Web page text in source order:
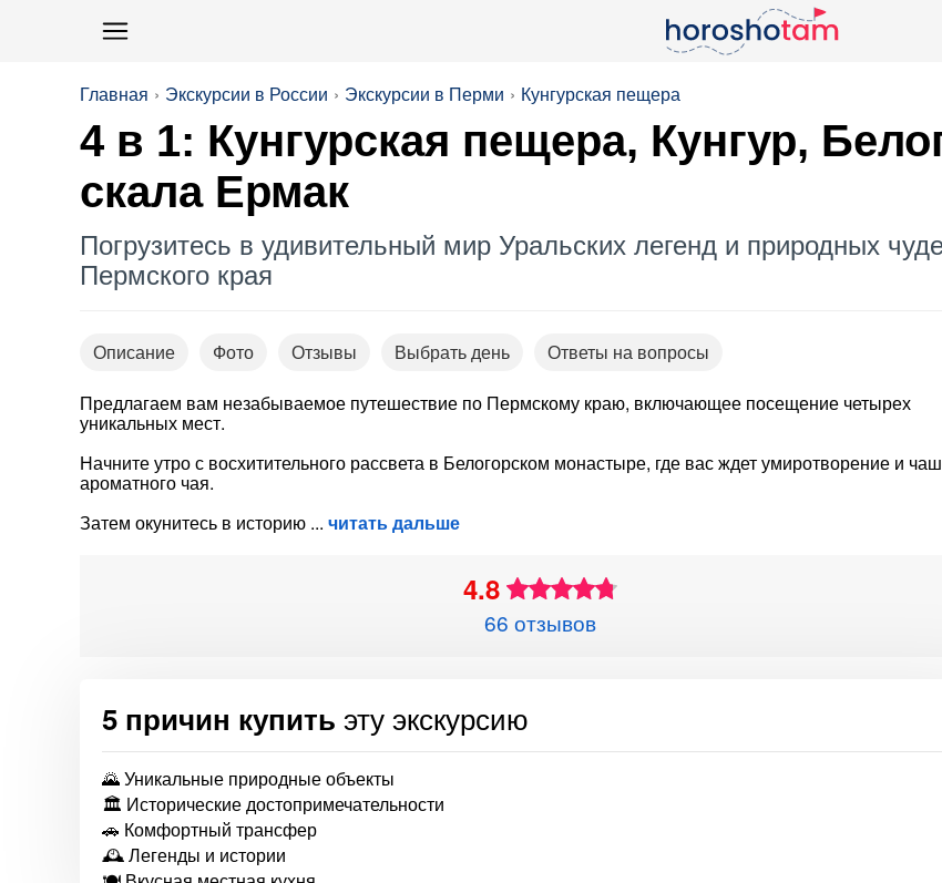
Главная Экскурсии в России Экскурсии в Перми Кунгурская пещера
4 в 1: Кунгурская пещера, Кунгур,
скала Ермак
Погрузитесь в удивительный мир Уральских легенд и природных
Пермского края
Описание Фото Отзывы Выбрать день
Ответы на вопросы
Предлагаем вам незабываемое путешествие по Пермскому краю, включающее посещение четырех
уникальных мест.
Начните утро с восхитительного рассвета в Белогорском монастыре, где вас ждет умиротворение и
ароматного чая.
Затем окунитесь в историю
читать дальше
4.8
66 отзывов
5 причин купить эту экскурсию
🌄 Уникальные природные объекты
🏛 Исторические достопримечательности
🚗 Комфортный трансфер
🕰 Легенды и истории